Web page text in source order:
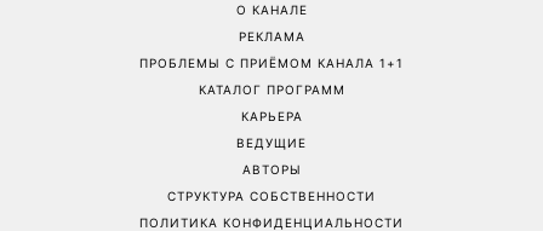
О КАНАЛЕ
РЕКЛАМА
ПРОБЛЕМЫ С ПРИЁМОМ КАНАЛА 1+1
КАТАЛОГ ПРОГРАММ
КАРЬЕРА
ВЕДУЩИЕ
АВТОРЫ
СТРУКТУРА СОБСТВЕННОСТИ
ПОЛИТИКА КОНФИДЕНЦИАЛЬНОСТИ